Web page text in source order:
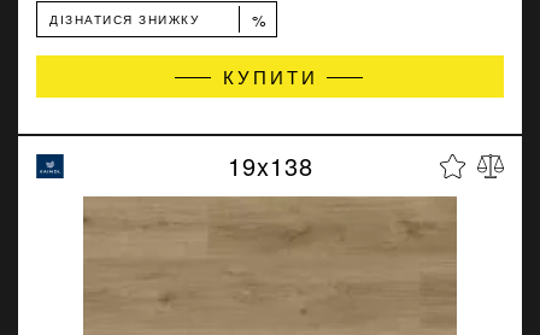
ДІЗНАТИСЯ ЗНИЖКУ %
КУПИТИ
19x138